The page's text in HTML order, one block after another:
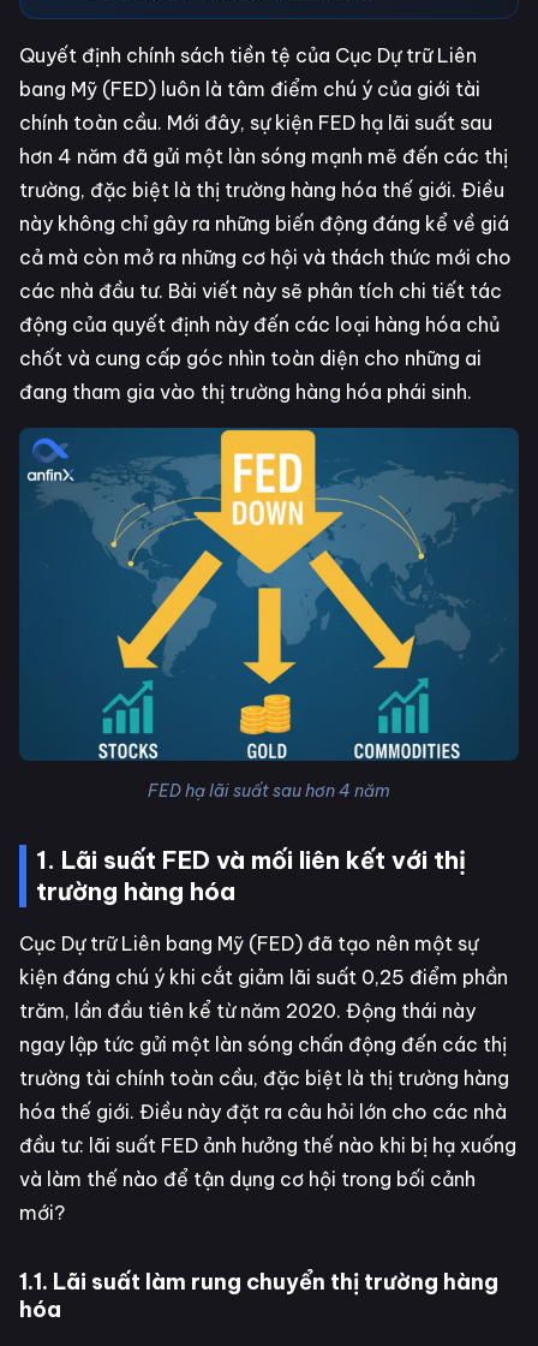
Quyết định chính sách tiền tệ của Cục Dự trữ Liên
bang Mỹ (FED) luôn là tâm điểm chú ý của giới tài
chính toàn cầu. Mới đây, sự kiện FED hạ lãi suất sau
hơn 4 năm đã gửi một làn sóng mạnh mẽ đến các thị
trường, đặc biệt là thị trường hàng hóa thế giới. Điều
này không chỉ gây ra những biến động đáng kể về giá
cả mà còn mở ra những cơ hội và thách thức mới cho
các nhà đầu tư. Bài viết này sẽ phân tích chi tiết tác
động của quyết định này đến các loại hàng hóa chủ
chốt và cung cấp góc nhìn toàn diện cho những ai
đang tham gia vào thị trường hàng hóa phái sinh.
FED hạ lãi suất sau hơn 4 năm
1. Lãi suất FED và mối liên kết với thị
trường hàng hóa
Cục Dự trữ Liên bang Mỹ (FED) đã tạo nên một sự
kiện đáng chú ý khi cắt giảm lãi suất 0,25 điểm phần
trăm, lần đầu tiên kể từ năm 2020. Động thái này
ngay lập tức gửi một làn sóng chấn động đến các thị
trường tài chính toàn cầu, đặc biệt là thị trường hàng
hóa thế giới. Điều này đặt ra câu hỏi lớn cho các nhà
đầu tư: lãi suất FED ảnh hưởng thế nào khi bị hạ xuống
và làm thế nào để tận dụng cơ hội trong bối cảnh
mới?
1.1. Lãi suất làm rung chuyển thị trường hàng
hóa